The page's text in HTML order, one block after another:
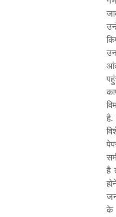
है.
है
के